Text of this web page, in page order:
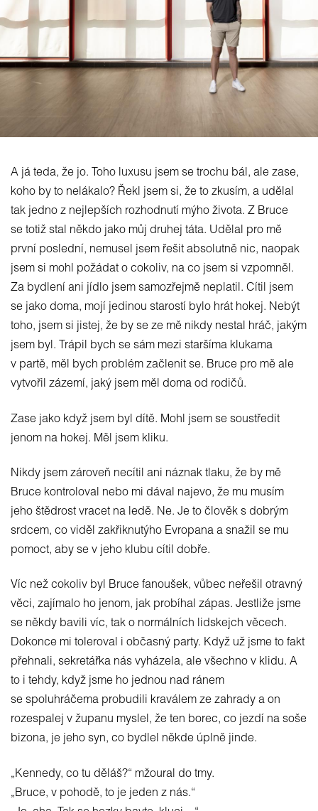
A já teda, že jo. Toho luxusu jsem se trochu bál, ale zase,
koho by to nelákalo? Řekl jsem si, že to zkusím, a udělal
tak jedno z nejlepších rozhodnutí mýho života. Z Bruce
se totiž stal někdo jako můj druhej táta. Udělal pro mě
první poslední, nemusel jsem řešit absolutně nic, naopak
jsem si mohl požádat o cokoliv, na co jsem si vzpomněl.
Za bydlení ani jídlo jsem samozřejmě neplatil. Cítil jsem
se jako doma, mojí jedinou starostí bylo hrát hokej. Nebýt
toho, jsem si jistej, že by se ze mě nikdy nestal hráč, jakým
jsem byl. Trápil bych se sám mezi staršíma klukama
v partě, měl bych problém začlenit se. Bruce pro mě ale
vytvořil zázemí, jaký jsem měl doma od rodičů.
Zase jako když jsem byl dítě. Mohl jsem se soustředit
jenom na hokej. Měl jsem kliku.
Nikdy jsem zároveň necítil ani náznak tlaku, že by mě
Bruce kontroloval nebo mi dával najevo, že mu musím
jeho štědrost vracet na ledě. Ne. Je to člověk s dobrým
srdcem, co viděl zakřiknutýho Evropana a snažil se mu
pomoct, aby se v jeho klubu cítil dobře.
Víc než cokoliv byl Bruce fanoušek, vůbec neřešil otravný
věci, zajímalo ho jenom, jak probíhal zápas. Jestliže jsme
se někdy bavili víc, tak o normálních lidskejch věcech.
Dokonce mi toleroval i občasný party. Když už jsme to fakt
přehnali, sekretářka nás vyházela, ale všechno v klidu. A
to i tehdy, když jsme ho jednou nad ránem
se spoluhráčema probudili kraválem ze zahrady a on
rozespalej v županu myslel, že ten borec, co jezdí na soše
bizona, je jeho syn, co bydlel někde úplně jinde.
„Kennedy, co tu děláš?“ mžoural do tmy.
„Bruce, v pohodě, to je jeden z nás.“